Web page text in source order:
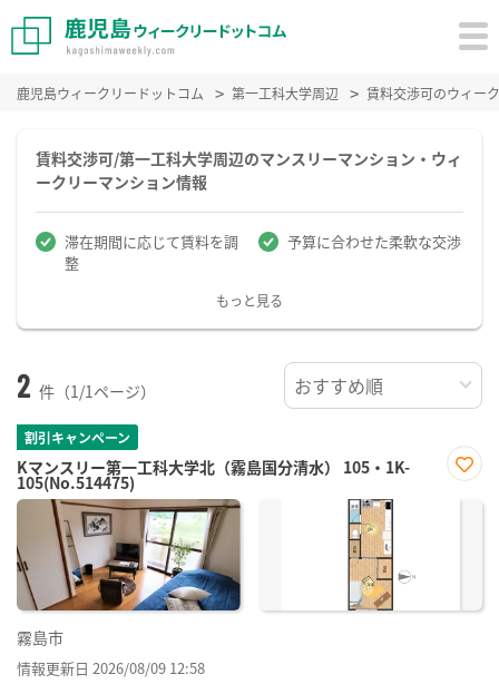
鹿児島ウィークリードットコム 第一工科大学周辺 賃料交渉可のウィー
賃料交渉可/第一工科大学周辺のマンスリーマンション・ウィ
ークリーマンション情報
滞在期間に応じて賃料を調
整
予算に合わせた柔軟な交渉
もっと見る
2 件（1/1ページ）
割引キャンペーン
Kマンスリー第一工科大学北（霧島国分清水） 105・1K-
105(No.514475)
に入
霧島市
情報更新日 2026/08/09 12:58